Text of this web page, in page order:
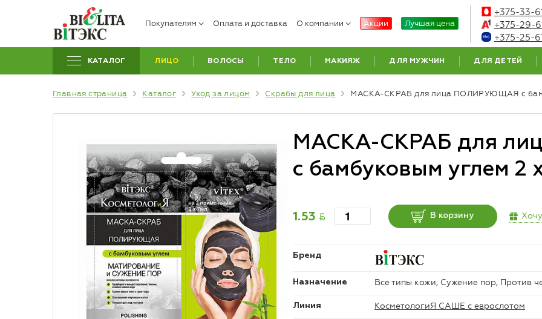
Покупателям Оплата и доставка О компании Акции Лучшая цена
+375-33-
+375-29-
+375-25-
КАТАЛОГ ЛИЦО ВОЛОСЫ ТЕЛО МАКИЯЖ ДЛЯ МУЖЧИН ДЛЯ ДЕТЕЙ
Главная страница Каталог Уход за лицом Скрабы для лица МАСКА-СКРАБ для лица ПОЛИРУЮЩАЯ с
МАСКА-СКРАБ для
с бамбуковым углем 2
1.53 BYN В корзину
Бренд
Назначение Все типы кожи, Сужение пор, Против
Линия КосметологиЯ САШЕ с еврослотом